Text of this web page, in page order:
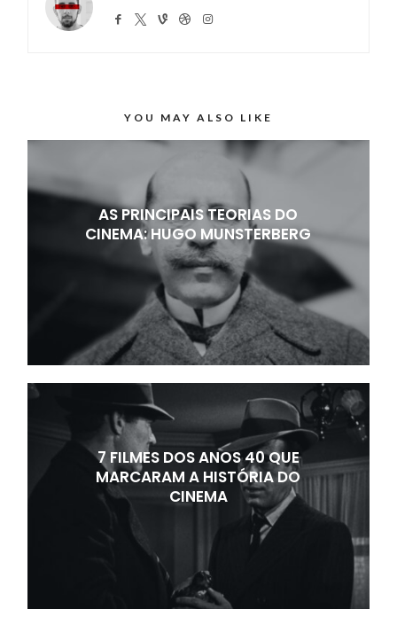
YOU MAY ALSO LIKE
AS PRINCIPAIS TEORIAS DO
CINEMA: HUGO MUNSTERBERG
7 FILMES DOS ANOS 40 QUE
MARCARAM A HISTÓRIA DO
CINEMA